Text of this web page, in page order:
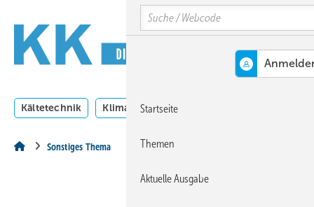
Hauptinhalt
Hauptmenü
SiteSearch
Kältetechnik Klimatechnik
Sonstiges Thema
Search
Startseite
Themen
Aktuelle Ausgabe